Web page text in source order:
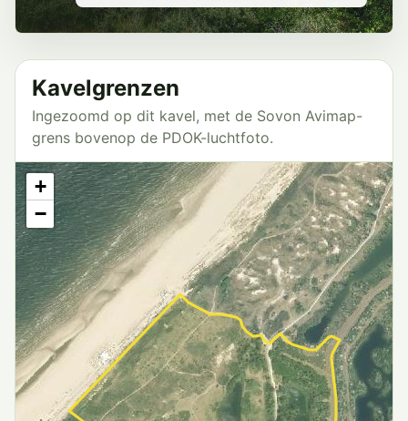
Kavelgrenzen
Ingezoomd op dit kavel, met de Sovon Avimap-
grens bovenop de PDOK-luchtfoto.
+
−